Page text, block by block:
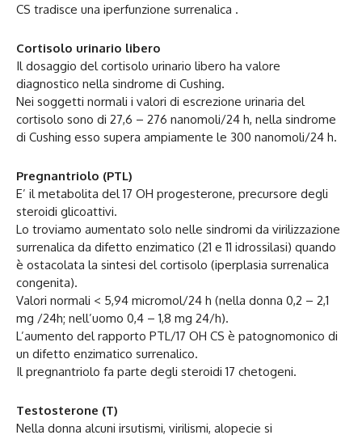
CS tradisce una iperfunzione surrenalica .
Cortisolo urinario libero
Il dosaggio del cortisolo urinario libero ha valore
diagnostico nella sindrome di Cushing.
Nei soggetti normali i valori di escrezione urinaria del
cortisolo sono di 27,6 – 276 nanomoli/24 h, nella sindrome
di Cushing esso supera ampiamente le 300 nanomoli/24 h.
Pregnantriolo (PTL)
E’ il metabolita del 17 OH progesterone, precursore degli
steroidi glicoattivi.
Lo troviamo aumentato solo nelle sindromi da virilizzazione
surrenalica da difetto enzimatico (21 e 11 idrossilasi) quando
è ostacolata la sintesi del cortisolo (iperplasia surrenalica
congenita).
Valori normali < 5,94 micromol/24 h (nella donna 0,2 – 2,1
mg /24h; nell’uomo 0,4 – 1,8 mg 24/h).
L’aumento del rapporto PTL/17 OH CS è patognomonico di
un difetto enzimatico surrenalico.
Il pregnantriolo fa parte degli steroidi 17 chetogeni.
Testosterone (T)
Nella donna alcuni irsutismi, virilismi, alopecie si